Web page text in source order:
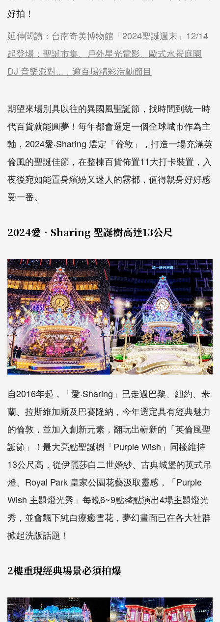
好拍！
延伸閱讀：台南奇美博物館「2024聖誕週末」12/14
起登場：聖誕市集、戶外星光電影、歐式水景庭園
DJ 音樂派對...，逾百場精彩活動節目
期望來場別具以往的異國風聖誕節，找時間到統一時
代百貨就能圓夢！每年都會選定一個全球城市作為主
軸，2024愛‧Sharing 選定「倫敦」，打造一場充滿英
倫風的聖誕佳節，在整棟百貨佈置11大打卡裝置，入
夜後宛如能置身繽紛又迷人的霧都，值得親身好好感
受一番。
2024愛‧Sharing 聖誕樹高達13公尺
自2016年起，「愛‧Sharing」已走過巴黎、紐約、米
蘭、拉斯維加斯及巴賽隆納，今年選定具有經典魅力
的倫敦，並加入創新元素，翻玩出嶄新的「英倫風聖
誕節」！最大亮點聖誕樹「Purple Wish」同樣維持
13公尺高，從伊麗莎白二世婚紗、古典城堡的英式吊
燈、Royal Park 皇家公園花藝汲取靈感，「Purple
Wish 主題燈光秀」每晚6~9點整點演出4場主題燈光
秀，並會飄下純白療癒雪花，夢幻畫面已在各大社群
掀起洗版話題！
2樓重現經典場景必須拍爆